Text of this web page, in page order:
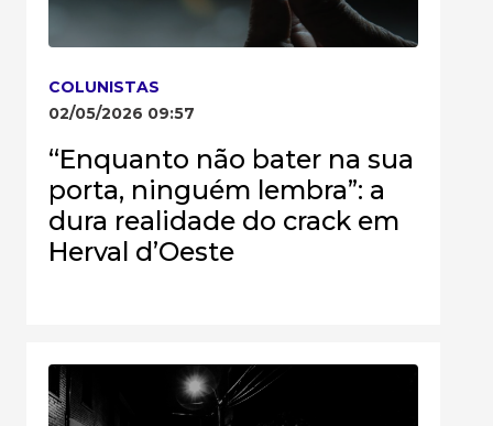
COLUNISTAS
02/05/2026 09:57
“Enquanto não bater na sua
porta, ninguém lembra”: a
dura realidade do crack em
Herval d’Oeste